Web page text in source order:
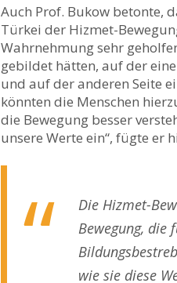
Auch Prof. Bukow betonte,
Türkei der Hizmet-
Wahrnehmung sehr
gebildet hätten, auf der
und auf der anderen Seite
könnten die Menschen
die Bewegung besser
unsere Werte ein“, fügte er
Die Hizmet-
Bewegung, die
wie sie diese